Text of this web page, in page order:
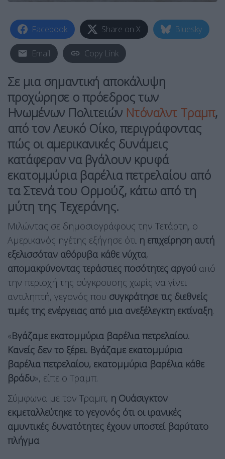
Facebook Share on X Bluesky
Email Copy Link
Σε μια σημαντική αποκάλυψη
προχώρησε ο πρόεδρος των
Ηνωμένων Πολιτειών Ντόναλντ Τραμπ,
από τον Λευκό Οίκο, περιγράφοντας
πώς οι αμερικανικές δυνάμεις
κατάφεραν να βγάλουν κρυφά
εκατομμύρια βαρέλια πετρελαίου από
τα Στενά του Ορμούζ, κάτω από τη
μύτη της Τεχεράνης.
Μιλώντας σε δημοσιογράφους την Τετάρτη, ο
Αμερικανός ηγέτης εξήγησε ότι η επιχείρηση αυτή
εξελισσόταν αθόρυβα κάθε νύχτα,
απομακρύνοντας τεράστιες ποσότητες αργού από
την περιοχή της σύγκρουσης χωρίς να γίνει
αντιληπτή, γεγονός που συγκράτησε τις διεθνείς
τιμές της ενέργειας από μια ανεξέλεγκτη εκτίναξη.
«Βγάζαμε εκατομμύρια βαρέλια πετρελαίου.
Κανείς δεν το ξέρει. Βγάζαμε εκατομμύρια
βαρέλια πετρελαίου, εκατομμύρια βαρέλια κάθε
βράδυ», είπε ο Τραμπ.
Σύμφωνα με τον Τραμπ, η Ουάσιγκτον
εκμεταλλεύτηκε το γεγονός ότι οι ιρανικές
αμυντικές δυνατότητες έχουν υποστεί βαρύτατο
πλήγμα.